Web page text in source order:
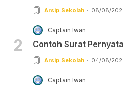
Arsip Sekolah 08/08/
2
Captain Iwan
Contoh Surat
Arsip Sekolah 04/08/
Captain Iwan